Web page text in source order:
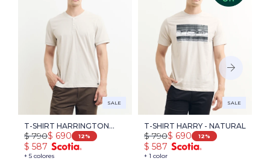
SALE
T-SHIRT HARRINGTON
LABEL - NATURAL
+ 5 colores
$ 690
$ 790 12
$ 587
SALE
T-SHIRT HARRY - NATURAL
+ 1 color
$ 690
$ 790 12
$ 587